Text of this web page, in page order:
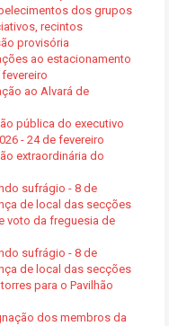
dos grupos
recintos
provisória
ao estacionamento
ao Alvará de
pública do executivo
- 24 de fevereiro
extraordinária do
sufrágio - 8 de
de local das secções
voto da freguesia de
sufrágio - 8 de
de local das secções
para o Pavilhão
dos membros da